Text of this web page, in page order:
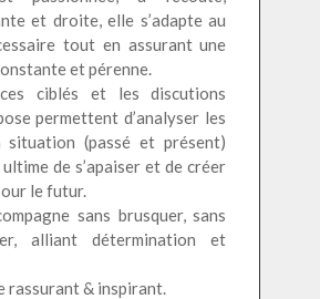
et droite, elle s’adapte au
tout en assurant une
et pérenne.
ciblés et les discutions
permettent d’analyser les
situation (passé et présent)
de s’apaiser et de créer
le futur.
sans brusquer, sans
alliant détermination et
rassurant & inspirant.